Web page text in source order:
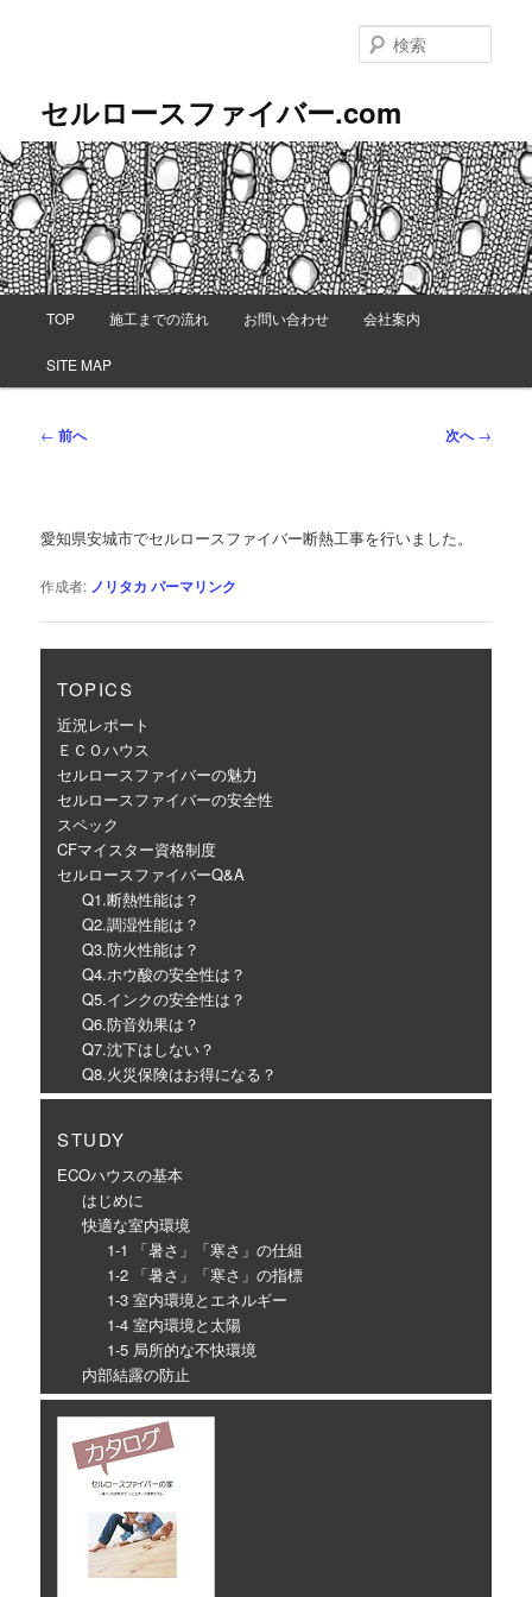
ン
ツ
へ
移
動
セルロースファイバー.com
索
TOP 施工までの流れ お問い合わせ 会社案内
SITE MAP
投
ゲ
シ
← 前へ 次へ→
愛知県安城市でセルロースファイバー断熱工事を行いました。
作成者: ノリタカ パーマリンク
TOPICS
近況レポート
ＥＣＯハウス
セルロースファイバーの魅力
セルロースファイバーの安全性
スペック
CFマイスター資格制度
セルロースファイバーQ&A
Q1.断熱性能は？
Q2.調湿性能は？
Q3.防火性能は？
Q4.ホウ酸の安全性は？
Q5.インクの安全性は？
Q6.防音効果は？
Q7.沈下はしない？
Q8.火災保険はお得になる？
STUDY
ECOハウスの基本
はじめに
快適な室内環境
1-1 「暑さ」「寒さ」の仕組
1-2 「暑さ」「寒さ」の指標
1-3 室内環境とエネルギー
1-4 室内環境と太陽
1-5 局所的な不快環境
内部結露の防止